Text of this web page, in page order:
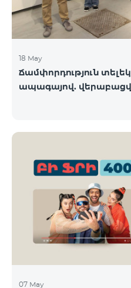
18 May
Ճամփորդություն
ապագայով.
07 May